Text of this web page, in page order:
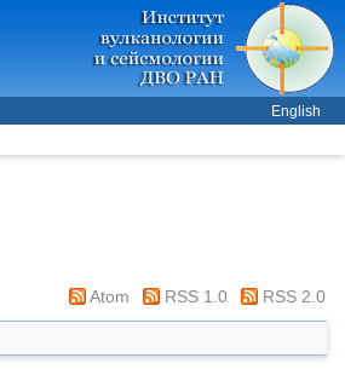
English
Atom RSS 1.0 RSS 2.0